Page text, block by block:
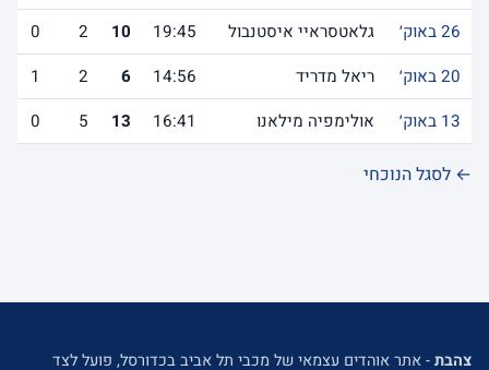
26 באוק׳
גלאטסראיי איסטנבול 19:45
10
2
0
20 באוק׳
ריאל מדריד 14:56
6
2
1
13 באוק׳
אולימפיה מילאנו 16:41
13
5
0
← לסגל הנוכחי
צהבת- אתר אוהדים עצמאי של מכבי תל אביב בכדורסל, פועל לצד